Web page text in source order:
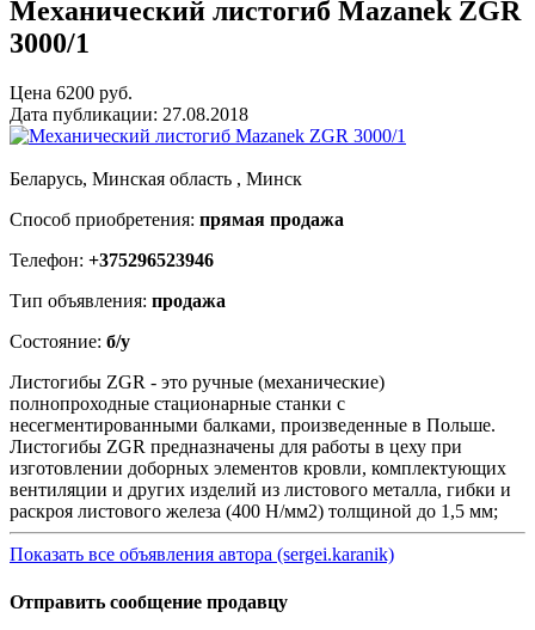
Механический листогиб Mazanek ZGR
3000/1
Цена 6200 руб.
Дата публикации: 27.08.2018
Беларусь, Минская область , Минск
Способ приобретения: прямая продажа
Телефон: +375296523946
Тип объявления: продажа
Состояние: б/у
Листогибы ZGR - это ручные (механические)
полнопроходные стационарные станки с
несегментированными балками, произведенные в Польше.
Листогибы ZGR предназначены для работы в цеху при
изготовлении доборных элементов кровли, комплектующих
вентиляции и других изделий из листового металла, гибки и
раскроя листового железа (400 Н/мм2) толщиной до 1,5 мм;
Показать все объявления автора (sergei.karanik)
Отправить сообщение продавцу